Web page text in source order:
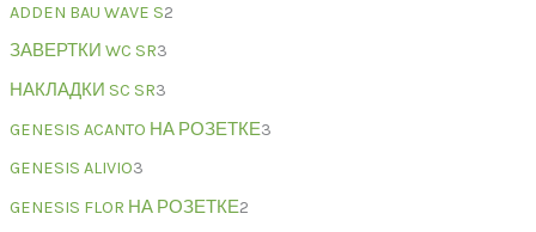
ADDEN BAU WAVE S2
ЗАВЕРТКИ WC SR3
НАКЛАДКИ SC SR3
GENESIS ACANTO НА РОЗЕТКЕ3
GENESIS ALIVIO3
GENESIS FLOR НА РОЗЕТКЕ2